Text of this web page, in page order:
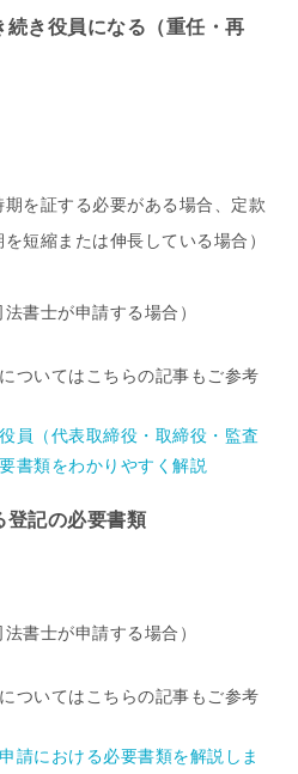
き役員になる（重任・再
を証する必要がある場合、定款
短縮または伸長している場合）
書士が申請する場合）
ついてはこちらの記事もご参考
員（代表取締役・取締役・監査
書類をわかりやすく解説
登記の必要書類
書士が申請する場合）
ついてはこちらの記事もご参考
請における必要書類を解説しま